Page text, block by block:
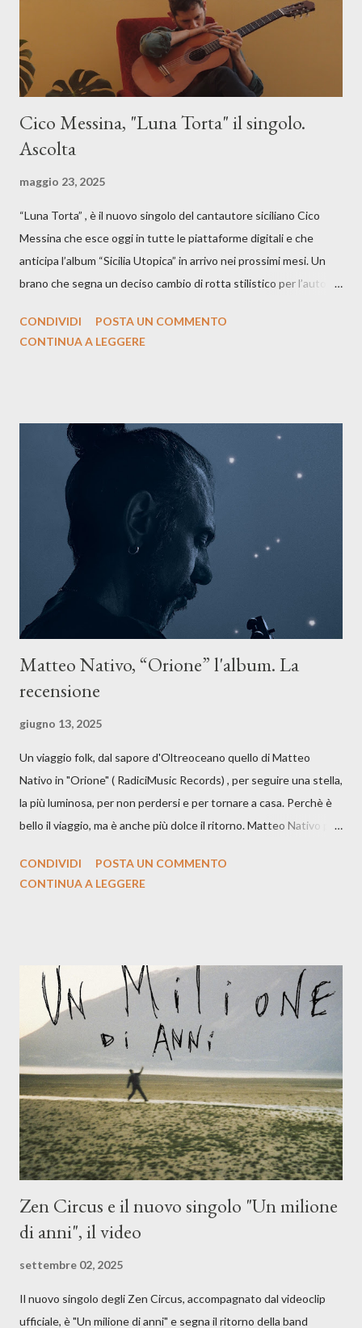
Cico Messina, "Luna Torta" il singolo.
Ascolta
maggio 23, 2025
“Luna Torta” , è il nuovo singolo del cantautore siciliano Cico
Messina che esce oggi in tutte le piattaforme digitali e che
anticipa l’album “Sicilia Utopica” in arrivo nei prossimi mesi. Un
brano che segna un deciso cambio di rotta stilistico per l’autore
testo ibrido tra italiano e siciliano, e un’urgenza espressiva che
La canzone racconta la difficoltà di creare, e perfino di esistere,
sotto il peso della realtà. Ma lo fa cercando una via d’uscita, una
forma di assoluzione, nel vivere e nel suonare, nel trovare respiro
anche quando l’aria sembra farsi più densa. Il brano è anche una
dichiarazione d’intenti: Cico Messina apre il suo nuovo percorso
artistico con una composizi...
CONDIVIDI
POSTA UN COMMENTO
CONTINUA A LEGGERE
Matteo Nativo, “Orione” l'album. La
recensione
giugno 13, 2025
Un viaggio folk, dal sapore d'Oltreoceano quello di Matteo
Nativo in "Orione" ( RadiciMusic Records) , per seguire una stella,
la più luminosa, per non perdersi e per tornare a casa. Perchè è
bello il viaggio, ma è anche più dolce il ritorno. Matteo Nativo per
indubbiamente matura e consapevole oltre che con ottimi
Dicevamo. Ed è da qui che il nostro inizia questo concept
musicale, con " Che ora è" , raccontando la separazione dalla
moglie, del senso di sconfitta e del caldo afoso che opprime,
giusta condizione di sopraffazione: "Non so che ora è, che giorno
è, di questa estate che...". E' raro fare uscire come singolo una
cover, ma...
CONDIVIDI
POSTA UN COMMENTO
CONTINUA A LEGGERE
Zen Circus e il nuovo singolo "Un milione
di anni", il video
settembre 02, 2025
Il nuovo singolo degli Zen Circus, accompagnato dal videoclip
ufficiale, è "Un milione di anni" e segna il ritorno della band